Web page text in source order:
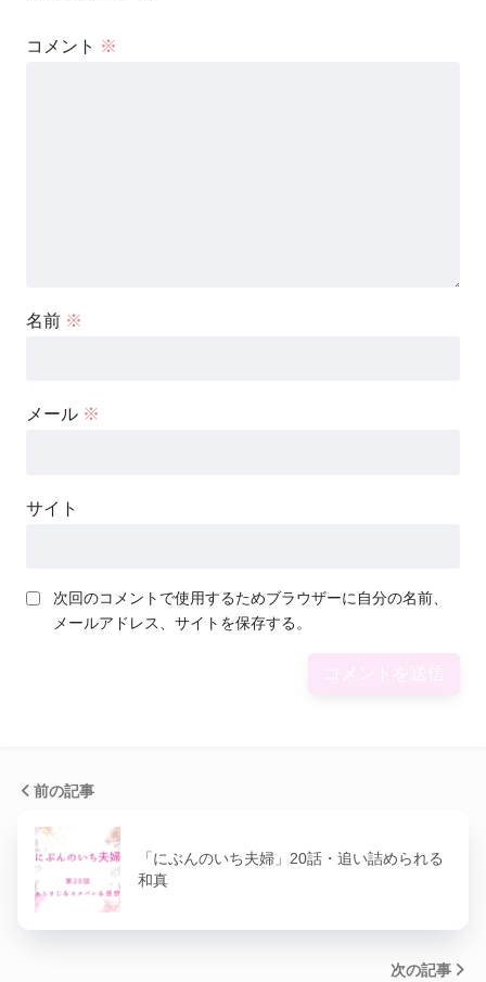
コメント ※
名前 ※
メール ※
サイト
次回のコメントで使用するためブラウザーに自分の名前、
メールアドレス、サイトを保存する。
前の記事
「にぶんのいち夫婦」20話・追い詰められる
和真
次の記事